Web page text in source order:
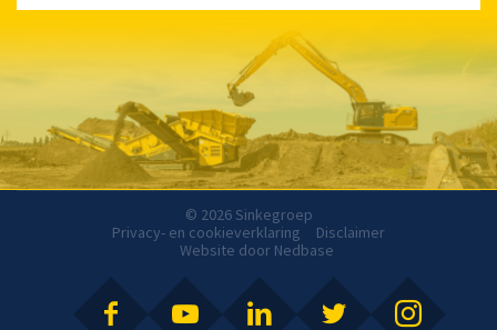
© 2026 Sinkegroep
Privacy- en cookieverklaring
Disclaimer
Website door Nedbase